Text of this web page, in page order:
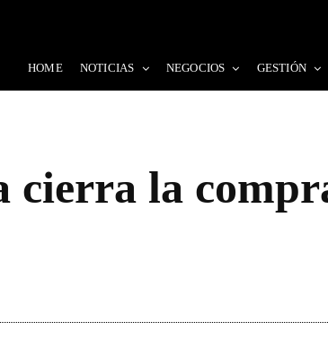
HOME NOTICIAS NEGOCIOS GESTIÓN
cierra la